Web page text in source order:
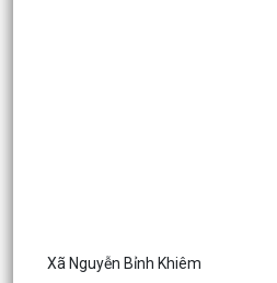
Xã Nguyễn Bỉnh Khiêm